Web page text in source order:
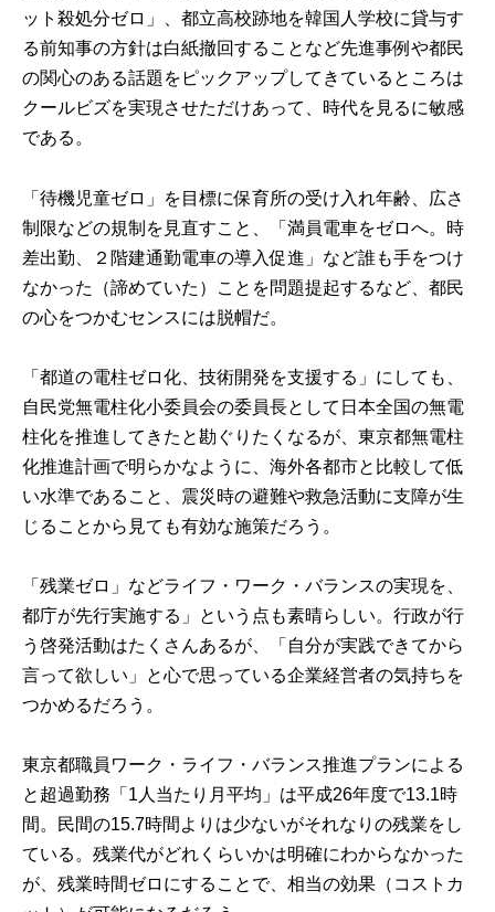
ット殺処分ゼロ」、都立高校跡地を韓国人学校に貸与す
る前知事の方針は白紙撤回することなど先進事例や都民
の関心のある話題をピックアップしてきているところは
クールビズを実現させただけあって、時代を見るに敏感
である。
「待機児童ゼロ」を目標に保育所の受け入れ年齢、広さ
制限などの規制を見直すこと、「満員電車をゼロへ。時
差出勤、２階建通勤電車の導入促進」など誰も手をつけ
なかった（諦めていた）ことを問題提起するなど、都民
の心をつかむセンスには脱帽だ。
「都道の電柱ゼロ化、技術開発を支援する」にしても、
自民党無電柱化小委員会の委員長として日本全国の無電
柱化を推進してきたと勘ぐりたくなるが、東京都無電柱
化推進計画で明らかなように、海外各都市と比較して低
い水準であること、震災時の避難や救急活動に支障が生
じることから見ても有効な施策だろう。
「残業ゼロ」などライフ・ワーク・バランスの実現を、
都庁が先行実施する」という点も素晴らしい。行政が行
う啓発活動はたくさんあるが、「自分が実践できてから
言って欲しい」と心で思っている企業経営者の気持ちを
つかめるだろう。
東京都職員ワーク・ライフ・バランス推進プランによる
と超過勤務「1人当たり月平均」は平成26年度で13.1時
間。民間の15.7時間よりは少ないがそれなりの残業をし
ている。残業代がどれくらいかは明確にわからなかった
が、残業時間ゼロにすることで、相当の効果（コストカ